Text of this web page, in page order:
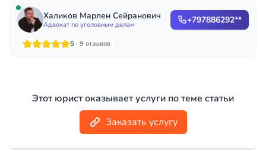
Халиков Марлен Сейранович
Адвокат по уголовным делам +797886292**
5 · 9 отзывов
Этот юрист оказывает услуги по теме статьи
Заказать услугу